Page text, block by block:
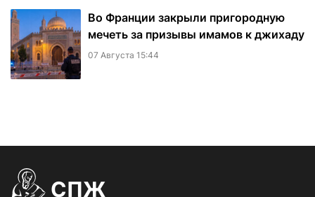
Во Франции закрыли пригородную
мечеть за призывы имамов к джихаду
07 Августа 15:44
СПЖ